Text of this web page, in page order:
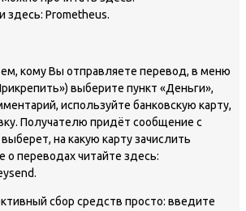
здесь: Prometheus.
кому Вы отправляете перевод, в меню
выберите пункт «Деньги»,
используйте банковскую карту,
Получателю придёт сообщение с
на какую карту зачислить
о переводах читайте здесь:
сбор средств просто: введите